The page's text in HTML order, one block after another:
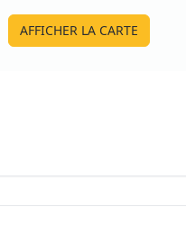
AFFICHER LA CARTE